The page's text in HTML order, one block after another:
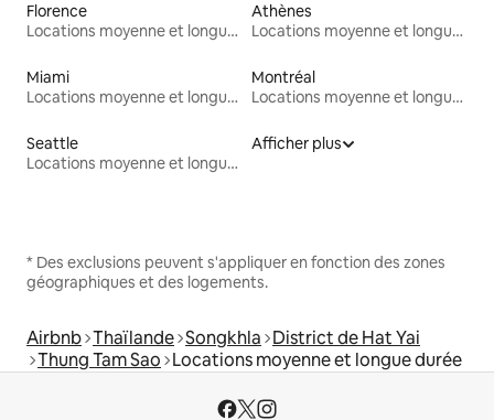
Florence
Locations moyenne et longue durée
Athènes
Locations moyenne et longue durée
Miami
Locations moyenne et longue durée
Montréal
Locations moyenne et longue durée
Seattle
Locations moyenne et longue durée
Afficher plus
* Des exclusions peuvent s'appliquer en fonction des zones
géographiques et des logements.
Airbnb Thaïlande Songkhla District de Hat Yai
Thung Tam Sao Locations moyenne et longue durée